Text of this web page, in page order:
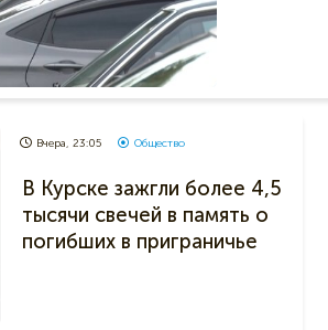
В Курске зажгли более 4,5
тысячи свечей в память о
погибших в приграничье
Вчера, 23:05 Общество